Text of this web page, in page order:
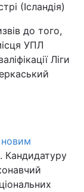
(Ісландія)
до того,
УПЛ
Ліги
. Кандидатуру